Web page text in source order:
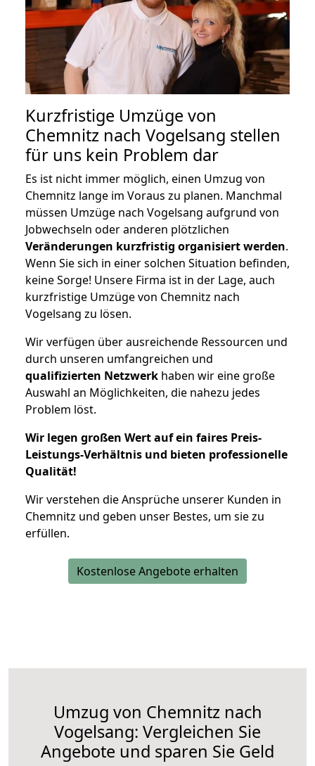
Kurzfristige Umzüge von
Chemnitz nach Vogelsang stellen
für uns kein Problem dar
Es ist nicht immer möglich, einen Umzug von
Chemnitz lange im Voraus zu planen. Manchmal
müssen Umzüge nach Vogelsang aufgrund von
Jobwechseln oder anderen plötzlichen
Veränderungen kurzfristig organisiert werden.
Wenn Sie sich in einer solchen Situation befinden,
keine Sorge! Unsere Firma ist in der Lage, auch
kurzfristige Umzüge von Chemnitz nach
Vogelsang zu lösen.
Wir verfügen über ausreichende Ressourcen und
durch unseren umfangreichen und
qualifizierten Netzwerk haben wir eine große
Auswahl an Möglichkeiten, die nahezu jedes
Problem löst.
Wir legen großen Wert auf ein faires Preis-
Leistungs-Verhältnis und bieten professionelle
Qualität!
Wir verstehen die Ansprüche unserer Kunden in
Chemnitz und geben unser Bestes, um sie zu
erfüllen.
Kostenlose Angebote erhalten
Umzug von Chemnitz nach
Vogelsang: Vergleichen Sie
Angebote und sparen Sie Geld